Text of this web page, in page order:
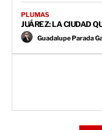
PLUMAS
JUÁREZ: LA CIUDAD
Guadalupe Parada